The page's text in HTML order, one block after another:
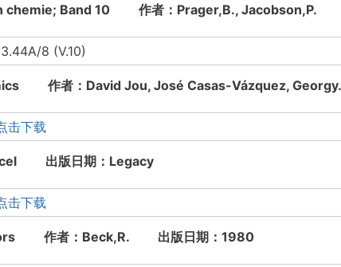
chemie; Band 10 作者：Prager,B., Jacobson,P.
8 (V.10)
作者：David Jou, José Casas-Vázquez,
击下载
出版日期：Legacy
击下载
作者：Beck,R. 出版日期：1980